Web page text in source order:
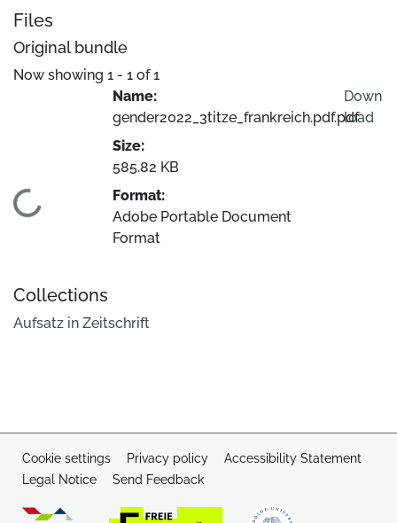
Files
Original bundle
Now showing 1 - 1 of 1
Loading...
Name:
gender2022_3titze_frankreich.pdf.pdf
Size:
585.82 KB
Format:
Adobe Portable Document
Format
Down
load
Collections
Aufsatz in Zeitschrift
Cookie settings Privacy policy
Accessibility Statement
Legal Notice
Send Feedback